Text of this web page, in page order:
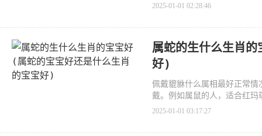
2025-01-01 02:28:46
属蛇的生什么生肖
好)
佩戴貔貅什么属相最好正常
戴。例如属鼠的人，适合红
2025-01-01 03:17:27